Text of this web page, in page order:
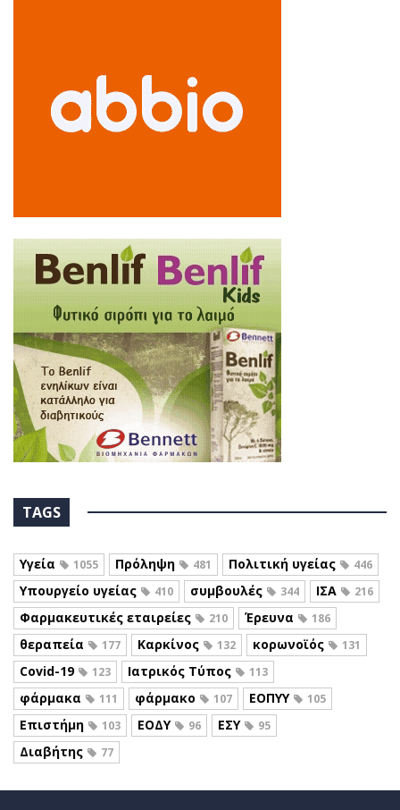
TAGS
Υγεία 1055 Πρόληψη 481 Πολιτική υγείας 446
Υπουργείο υγείας 410 συμβουλές 344 ΙΣΑ 216
Φαρμακευτικές εταιρείες 210 Έρευνα 186
θεραπεία 177 Καρκίνος 132 κορωνοϊός 131
Covid-19 123 Ιατρικός Τύπος 113
φάρμακα 111 φάρμακο 107 ΕΟΠΥΥ 105
Επιστήμη 103 ΕΟΔΥ 96 ΕΣΥ 95
Διαβήτης 77